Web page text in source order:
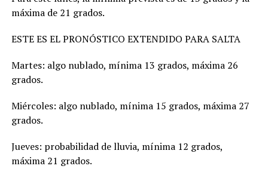
máxima de 21 grados.
ESTE ES EL PRONÓSTICO EXTENDIDO PARA SALTA
Martes: algo nublado, mínima 13 grados, máxima 26
grados.
Miércoles: algo nublado, mínima 15 grados, máxima 27
grados.
Jueves: probabilidad de lluvia, mínima 12 grados,
máxima 21 grados.